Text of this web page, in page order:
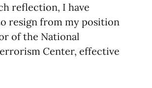
reflection, I have
resign from my position
of the National
Center, effective